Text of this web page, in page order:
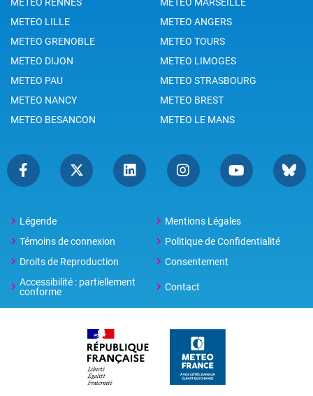
METEO LILLE
METEO ANGERS
METEO GRENOBLE
METEO TOURS
METEO DIJON
METEO LIMOGES
METEO PAU
METEO STRASBOURG
METEO NANCY
METEO BREST
METEO BESANCON
METEO LE MANS
Légende
Mentions Légales
Témoins de connexion
Politique de Confidentialité
Droits de Reproduction
Consentement
Accessibilité : partiellement
conforme
Contact